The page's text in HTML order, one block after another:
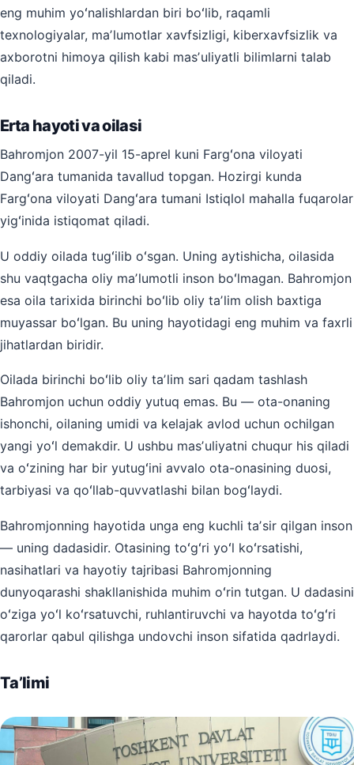
eng muhim yoʻnalishlardan biri boʻlib, raqamli
texnologiyalar, maʼlumotlar xavfsizligi, kiberxavfsizlik va
axborotni himoya qilish kabi masʼuliyatli bilimlarni talab
qiladi.
Erta hayoti va oilasi
Bahromjon 2007-yil 15-aprel kuni Fargʻona viloyati
Dangʻara tumanida tavallud topgan. Hozirgi kunda
Fargʻona viloyati Dangʻara tumani Istiqlol mahalla fuqarolar
yigʻinida istiqomat qiladi.
U oddiy oilada tugʻilib oʻsgan. Uning aytishicha, oilasida
shu vaqtgacha oliy maʼlumotli inson boʻlmagan. Bahromjon
esa oila tarixida birinchi boʻlib oliy taʼlim olish baxtiga
muyassar boʻlgan. Bu uning hayotidagi eng muhim va faxrli
jihatlardan biridir.
Oilada birinchi boʻlib oliy taʼlim sari qadam tashlash
Bahromjon uchun oddiy yutuq emas. Bu — ota-onaning
ishonchi, oilaning umidi va kelajak avlod uchun ochilgan
yangi yoʻl demakdir. U ushbu masʼuliyatni chuqur his qiladi
va oʻzining har bir yutugʻini avvalo ota-onasining duosi,
tarbiyasi va qoʻllab-quvvatlashi bilan bogʻlaydi.
Bahromjonning hayotida unga eng kuchli taʼsir qilgan inson
— uning dadasidir. Otasining toʻgʻri yoʻl koʻrsatishi,
nasihatlari va hayotiy tajribasi Bahromjonning
dunyoqarashi shakllanishida muhim oʻrin tutgan. U dadasini
oʻziga yoʻl koʻrsatuvchi, ruhlantiruvchi va hayotda toʻgʻri
qarorlar qabul qilishga undovchi inson sifatida qadrlaydi.
Taʼlimi